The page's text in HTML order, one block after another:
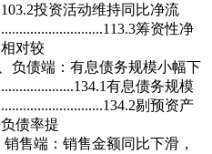
投资活动维持同比净流
筹资性净
对较
负债端：有息债务规模小幅下
有息债务规模
剔预资产
债率提
销售端：销售金额同比下滑，